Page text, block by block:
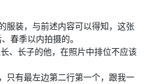
服装，与前述内容可以得知，这张
春季以内拍摄的。
、长子的他，在照片中排位不应该
只有最左边第二行第一个，跟我一